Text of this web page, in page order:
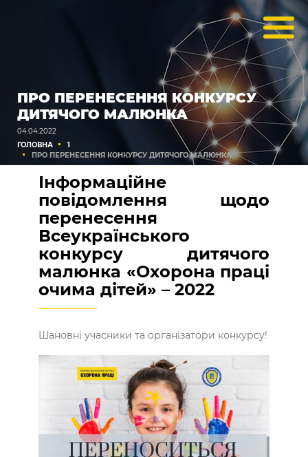
ПРО ПЕРЕНЕСЕННЯ КОНКУРСУ
ДИТЯЧОГО МАЛЮНКА
04.04.2022
ГОЛОВНА
1
ПРО ПЕРЕНЕСЕННЯ КОНКУРСУ ДИТЯЧОГО МАЛЮНКА
Інформаційне
повідомлення щодо
перенесення
Всеукраїнського
конкурсу дитячого
малюнка «Охорона праці
очима дітей» – 2022
Шановні учасники та організатори конкурсу!